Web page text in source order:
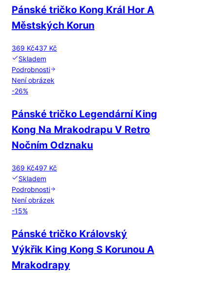
Pánské tričko Kong Král Hor A
Městských Korun
369 Kč437 Kč
Skladem
Podrobnosti
Není obrázek
-26%
Pánské tričko Legendární King
Kong Na Mrakodrapu V Retro
Nočním Odznaku
369 Kč497 Kč
Skladem
Podrobnosti
Není obrázek
-15%
Pánské tričko Královský
Výkřik King Kong S Korunou A
Mrakodrapy